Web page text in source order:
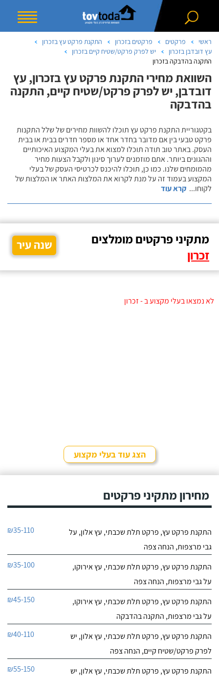
ראשי פרקטים פרקטים בזכרון
התקנת פרקט עץ בזכרון
עץ דובדבן בזכרון
יש לפרק פרקט/שטיח קיים בזכרון
התקנה בהדבקה בזכרון
השוואת מחירי התקנת פרקט עץ בזכרון, עץ
דובדבן, יש לפרק פרקט/שטיח קיים, התקנה
בהדבקה
בקטגוריית התקנת פרקט עץ תוכלו להשוות מחירים של שלל התקנות
פרקט טבעי בין אם מדובר בחדר אחד או מספר חדרים בבית או בבית
העסק. באתר טוב תודה תוכלו למצוא את בעלי המקצוע האיכותיים
וההגונים ביותר. אתם מוזמנים לערוך סינון ולקבל הצעות מחיר
מהמומחים שלנו. כמו כן, תוכלו להיכנס לכרטיסי העסק של בעלי
המקצוע בעמוד זה על מנת לקרוא את המלצות האתר או המלצות של
לקוחו... קרא עוד
מתקיני פרקטים מומלצים
זכרון
שנה עיר
לא נמצאו בעלי מקצוע ב - זכרון
הצג עוד בעלי מקצוע
מחירון מתקיני פרקטים
התקנת פרקט עץ, פרקט תלת שכבתי, עץ אלון, על
גבי מרצפות, הנחה צפה
₪35-110
התקנת פרקט עץ, פרקט תלת שכבתי, עץ אירוקו,
על גבי מרצפות, הנחה צפה
₪35-100
התקנת פרקט עץ, פרקט תלת שכבתי, עץ אירוקו,
על גבי מרצפות, התקנה בהדבקה
₪45-150
התקנת פרקט עץ, פרקט תלת שכבתי, עץ אלון, יש
לפרק פרקט/שטיח קיים, הנחה צפה
₪40-110
התקנת פרקט עץ, פרקט תלת שכבתי, עץ אלון, יש
₪55-150